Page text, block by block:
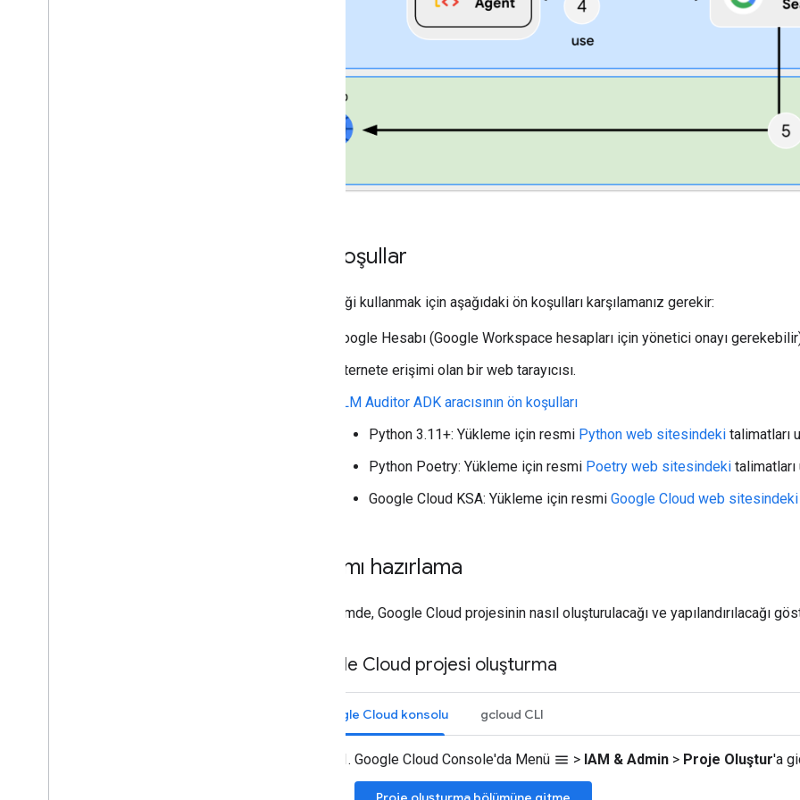
Ön koşullar
Bu örneği kullanmak için aşağıdaki ön koşulları karşılamanız gerekir:
Google Hesabı (Google Workspace hesapları için yönetici onayı
İnternete erişimi olan bir web tarayıcısı.
LLM Auditor ADK aracısının ön koşulları
Python 3.11+: Yükleme için resmi Python web sitesindeki talimatları
Python Poetry: Yükleme için resmi Poetry web sitesindeki talimatları
Google Cloud KSA: Yükleme için resmi Google Cloud web sitesindeki
Ortamı hazırlama
Bu bölümde, Google Cloud projesinin nasıl oluşturulacağı ve yapılandırılacağı
Google Cloud projesi oluşturma
Google Cloud konsolu gcloud CLI
Google Cloud Console'da Menü menu > IAM & Admin > Proje Oluştur'a